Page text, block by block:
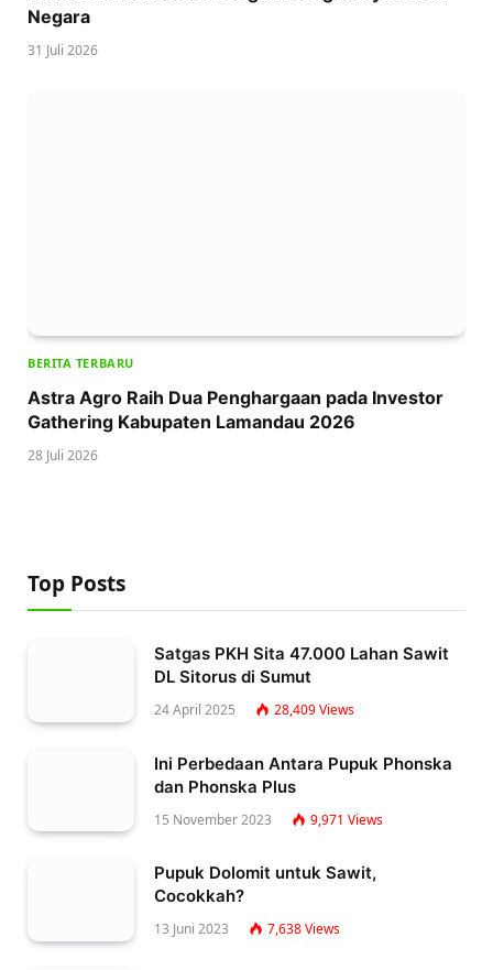
Negara
31 Juli 2026
BERITA TERBARU
Astra Agro Raih Dua Penghargaan pada Investor
Gathering Kabupaten Lamandau 2026
28 Juli 2026
Top Posts
Satgas PKH Sita 47.000 Lahan Sawit
DL Sitorus di Sumut
24 April 2025 28,409Views
Ini Perbedaan Antara Pupuk Phonska
dan Phonska Plus
15 November 2023 9,971 Views
Pupuk Dolomit untuk Sawit,
Cocokkah?
13 Juni 2023 7,638Views